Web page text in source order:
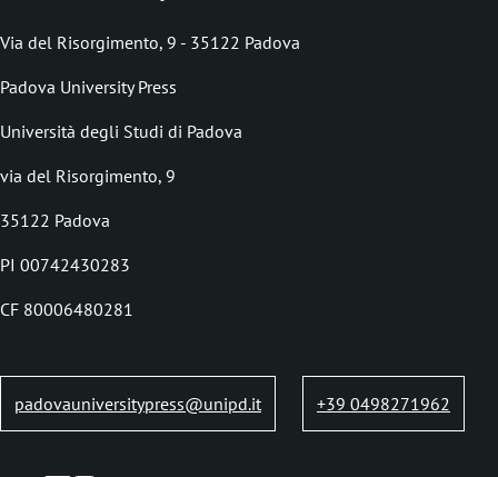
c
i
o
l
e
d
p
n
e
Via del Risorgimento, 9 - 35122 Padova
Padova University Press
Università degli Studi di Padova
via del Risorgimento, 9
35122 Padova
PI 00742430283
CF 80006480281
padovauniversitypress@unipd.it +39 0498271962